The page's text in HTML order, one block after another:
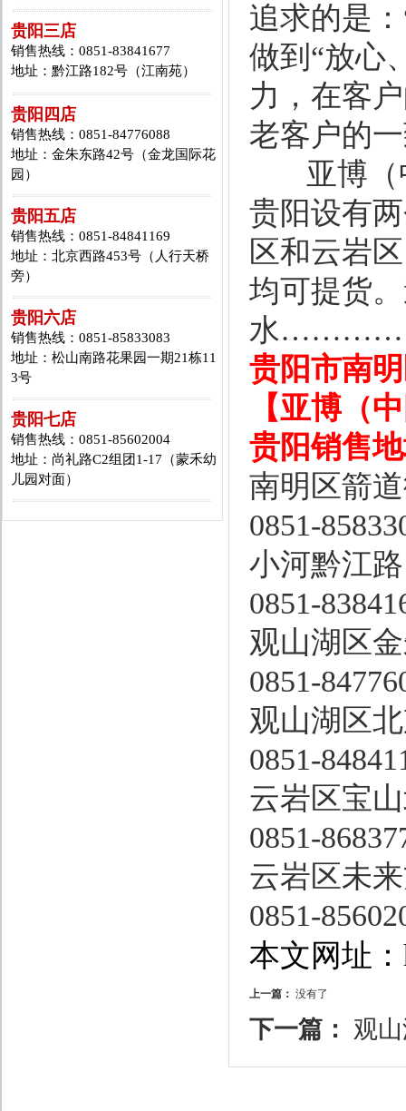
贵阳三店
销售热线：0851-83841677
地址：黔江路182号（江南苑）
贵阳四店
销售热线：0851-84776088
地址：金朱东路42号（金龙国际花
园）
贵阳五店
销售热线：0851-84841169
地址：北京西路453号（人行天桥
旁）
贵阳六店
销售热线：0851-85833083
地址：松山南路花果园一期21栋11
3号
贵阳七店
销售热线：0851-85602004
地址：尚礼路C2组团1-17（蒙禾幼
儿园对面）
追求的是
做到“放心
力，在客
老客户的
亚博（中
贵阳设有
区和云岩
均可提货
水…………
贵阳市南
【亚博（
贵阳销售
南明区箭
0851-
小河黔江
0851-
观山湖区
0851-
观山湖区
0851-
云岩区宝
0851-
云岩区未
0851-
本文网址：
上一篇： 没有了
下一篇： 观